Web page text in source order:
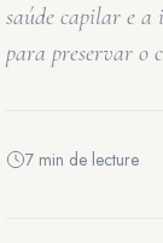
saúde capilar e
para preservar o
7 min de lecture